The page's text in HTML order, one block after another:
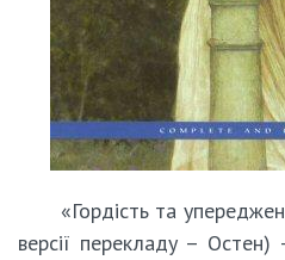
«Гордість та
версії перекладу –